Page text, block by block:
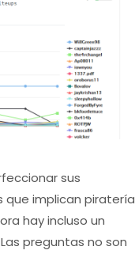
sus
que implican piratería
hay incluso un
preguntas no son